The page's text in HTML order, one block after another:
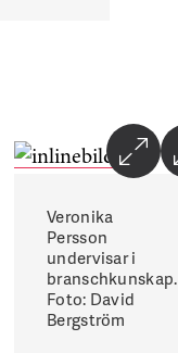
Veronika
Persson
undervisar i
branschkunskap.
Foto: David
Bergström